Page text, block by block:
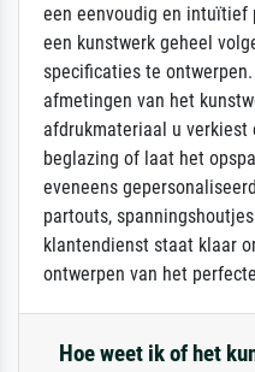
een eenvoudig en
een kunstwerk geheel
specificaties te
afmetingen van het
afdrukmateriaal u verkiest
beglazing of laat het
eveneens
partouts,
klantendienst staat klaar
ontwerpen van het
Hoe weet ik of het